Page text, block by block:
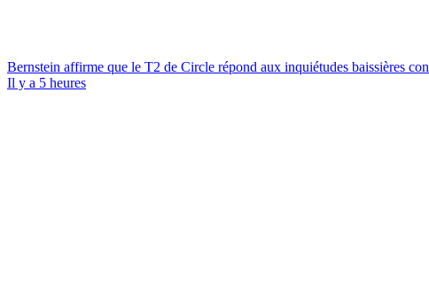
Bernstein affirme que le T2 de Circle répond aux inquiétudes baissières
Il y a 5 heures